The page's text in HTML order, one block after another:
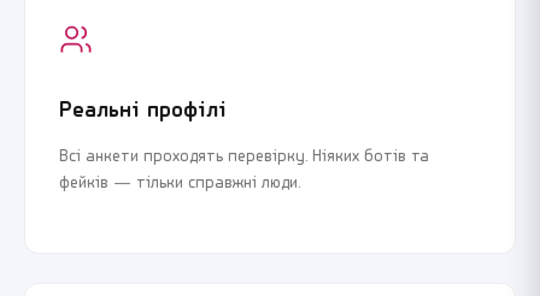
Реальні профілі
Всі анкети проходять перевірку. Ніяких ботів та
фейків — тільки справжні люди.